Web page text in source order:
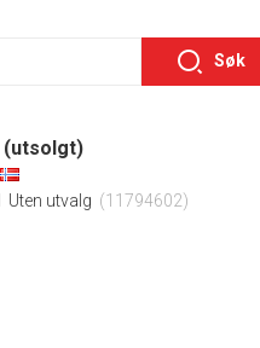
Søk
(utsolgt)
Uten utvalg (11794602)